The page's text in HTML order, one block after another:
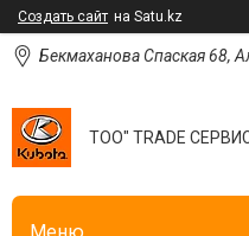
Создать сайт на Satu.kz
Бекмаханова Спаская 68,
ТОО" TRADE